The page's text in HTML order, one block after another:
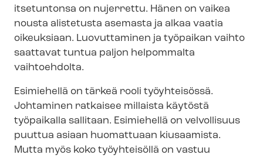
itsetuntonsa on nujerrettu. Hänen on vaikea
nousta alistetusta asemasta ja alkaa vaatia
oikeuksiaan. Luovuttaminen ja työpaikan vaihto
saattavat tuntua paljon helpommalta
vaihtoehdolta.
Esimiehellä on tärkeä rooli työyhteisössä.
Johtaminen ratkaisee millaista käytöstä
työpaikalla sallitaan. Esimiehellä on velvollisuus
puuttua asiaan huomattuaan kiusaamista.
Mutta myös koko työyhteisöllä on vastuu